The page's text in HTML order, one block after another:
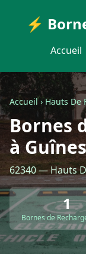
⚡
Accueil
Accueil›Hauts De
Bornes
à Guînes
62340 — Hauts
1
Bornes de